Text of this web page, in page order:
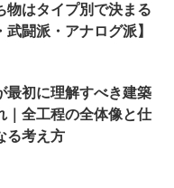
物はタイプ別で決まる
武闘派・アナログ派】
最初に理解すべき建築
｜全工程の全体像と仕
る考え方